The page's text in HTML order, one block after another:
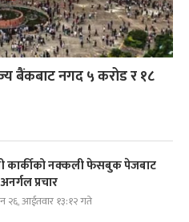
बैंकबाट नगद ५ करोड र १८
कार्कीको नक्कली फेसबुक पेजबाट
प्रचार
२६, आईतवार १३:१२ गते